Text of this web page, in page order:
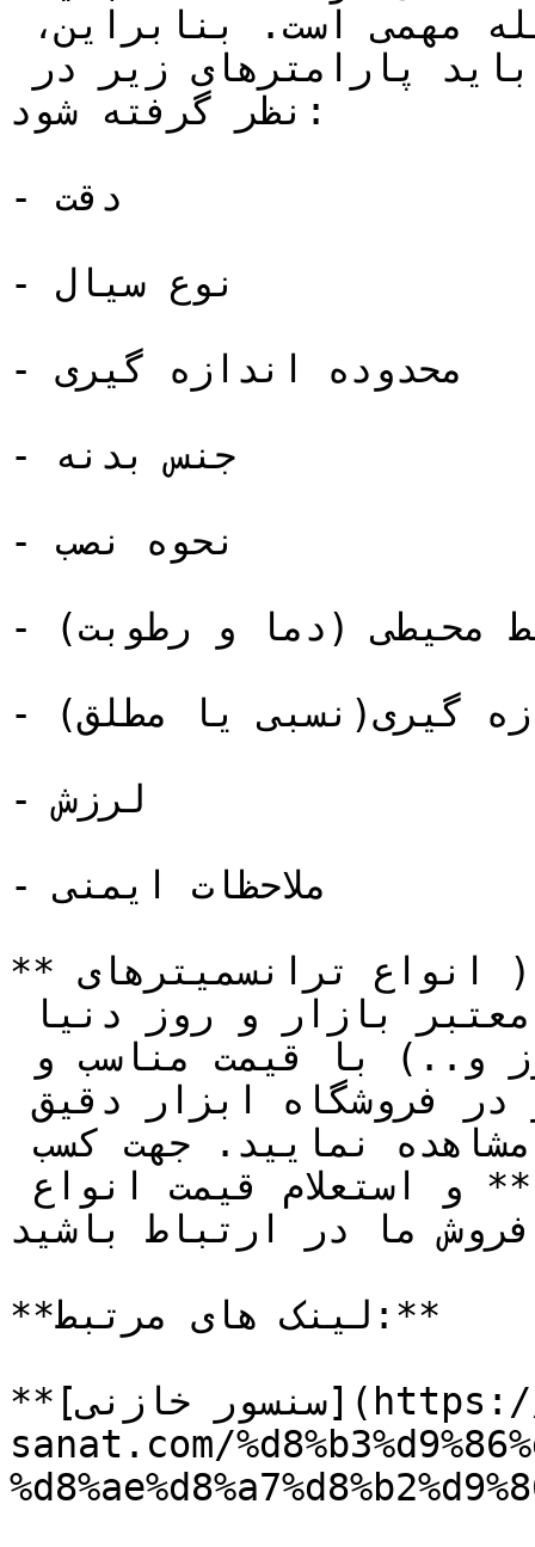
نظر گرفته شود:
- دقت
- نوع سیال
- محدوده اندازه گیری
- جنس بدنه
- نحوه نصب
- شرایط محیطی (دما و رطوبت)
- نوع فشار اندازه گیری(نسبی یا مطلق)
- لرزش
- ملاحظات ایمنی
**فروش** انواع ابزار دقیق ( انواع ترانسمیترهای
ما در ارتباط باشید.
**لینک های مرتبط:**
**[سنسور خازنی](https://tajhiz-
sanat.com/